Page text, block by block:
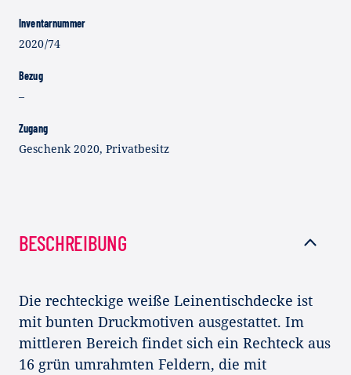
Inventarnummer
2020/74
Bezug
–
Zugang
Geschenk 2020, Privatbesitz
BESCHREIBUNG
Die rechteckige weiße Leinentischdecke ist
mit bunten Druckmotiven ausgestattet. Im
mittleren Bereich findet sich ein Rechteck aus
16 grün umrahmten Feldern, die mit